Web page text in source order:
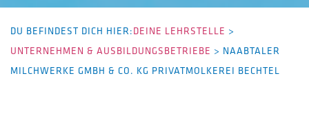
DU BEFINDEST DICH HIER:DEINE LEHRSTELLE >
UNTERNEHMEN & AUSBILDUNGSBETRIEBE > NAABTALER
MILCHWERKE GMBH & CO. KG PRIVATMOLKEREI BECHTEL